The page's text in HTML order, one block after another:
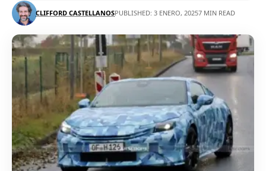
CLIFFORD CASTELLANOSPUBLISHED: 3 ENERO, 20257 MIN READ